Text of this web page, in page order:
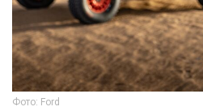
Фото: Ford